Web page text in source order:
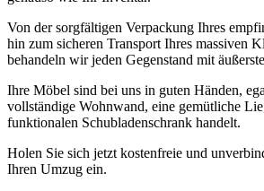
Von der sorgfältigen Verpackung Ihres
hin zum sicheren Transport Ihres massiven
behandeln wir jeden Gegenstand mit
Ihre Möbel sind bei uns in guten Händen,
vollständige Wohnwand, eine gemütliche
funktionalen Schubladenschrank handelt.
Holen Sie sich jetzt kostenfreie und
Ihren Umzug ein.